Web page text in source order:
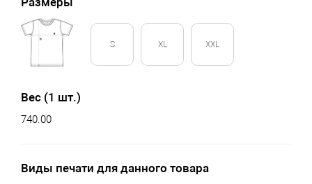
S XL XXL
Вес (1 шт.)
740.00
Виды печати для данного товара